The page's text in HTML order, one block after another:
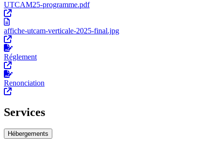
UTCAM25-programme.pdf
affiche-utcam-verticale-2025-final.jpg
Réglement
Renonciation
Services
Hébergements